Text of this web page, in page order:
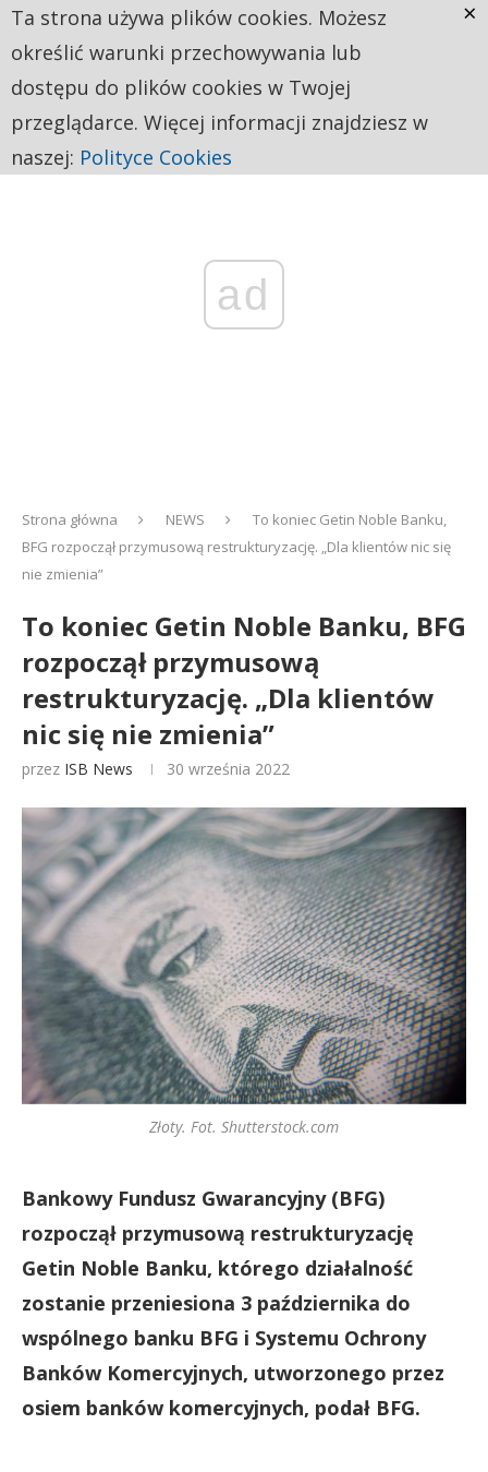
ad
Strona główna NEWS
To koniec Getin Noble Banku,
BFG rozpoczął przymusową restrukturyzację. „Dla klientów nic się
nie zmienia”
To koniec Getin Noble Banku, BFG
rozpoczął przymusową
restrukturyzację. „Dla klientów
nic się nie zmienia”
przez ISB News 30 września 2022
Złoty. Fot. Shutterstock.com
Bankowy Fundusz Gwarancyjny (BFG)
rozpoczął przymusową restrukturyzację
Getin Noble Banku, którego działalność
zostanie przeniesiona 3 października do
wspólnego banku BFG i Systemu Ochrony
Banków Komercyjnych, utworzonego przez
osiem banków komercyjnych, podał BFG.
Ta strona używa plików cookies. Możesz
określić warunki przechowywania lub
dostępu do plików cookies w Twojej
przeglądarce. Więcej informacji znajdziesz w
naszej: Polityce Cookies
×